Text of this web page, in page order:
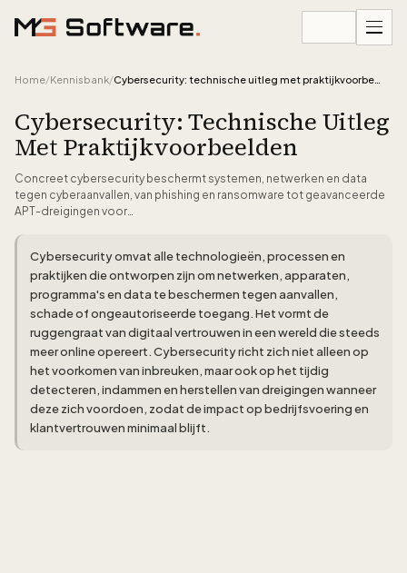
Home/Kennisbank/
Cybersecurity: Technische Uitleg
Met Praktijkvoorbeelden
Concreet cybersecurity beschermt systemen, netwerken en data
tegen cyberaanvallen, van phishing en ransomware tot geavanceerde
APT-dreigingen voor…
Cybersecurity omvat alle technologieën, processen en
praktijken die ontworpen zijn om netwerken, apparaten,
programma's en data te beschermen tegen aanvallen,
schade of ongeautoriseerde toegang. Het vormt de
ruggengraat van digitaal vertrouwen in een wereld die steeds
meer online opereert. Cybersecurity richt zich niet alleen op
het voorkomen van inbreuken, maar ook op het tijdig
detecteren, indammen en herstellen van dreigingen wanneer
deze zich voordoen, zodat de impact op bedrijfsvoering en
klantvertrouwen minimaal blijft.